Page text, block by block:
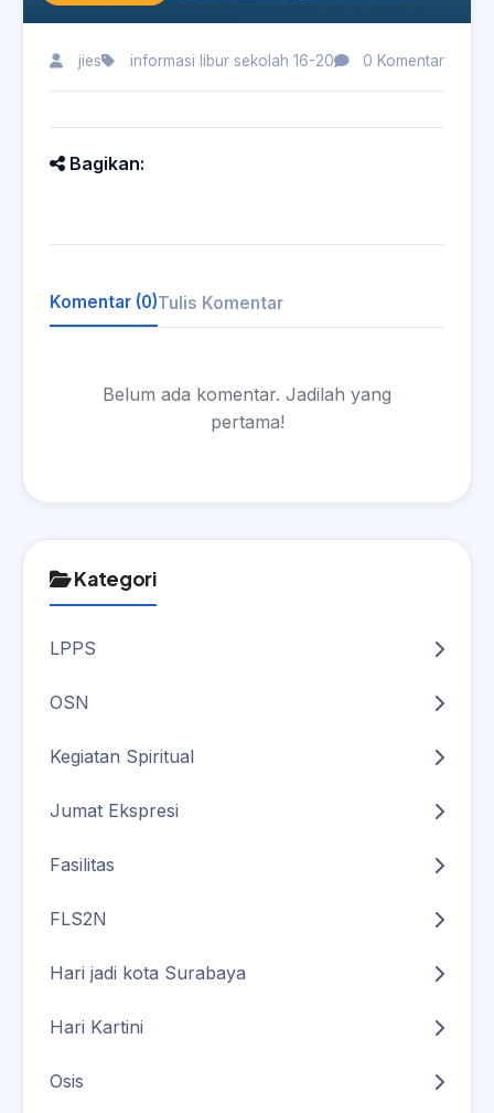
jies informasi libur sekolah 16-20 0 Komentar
Bagikan:
Komentar (0)Tulis Komentar
Belum ada komentar. Jadilah yang
pertama!
Kategori
LPPS
OSN
Kegiatan Spiritual
Jumat Ekspresi
Fasilitas
FLS2N
Hari jadi kota Surabaya
Hari Kartini
Osis